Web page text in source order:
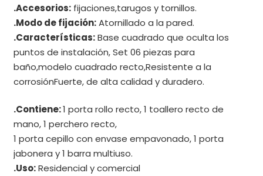
.Accesorios:fijaciones,tarugos y tornillos.
.Modo de fijación:Atornillado a la pared.
.Características:Base cuadrado que oculta los
puntos de instalación, Set 06 piezas para
baño,modelo cuadrado recto,Resistente a la
corrosiónFuerte, de alta calidad y duradero.
.Contiene:1 porta rollo recto, 1 toallero recto de
mano, 1 perchero recto,
1 porta cepillo con envase empavonado, 1 porta
jabonera y 1 barra multiuso.
.Uso:Residencial y comercial